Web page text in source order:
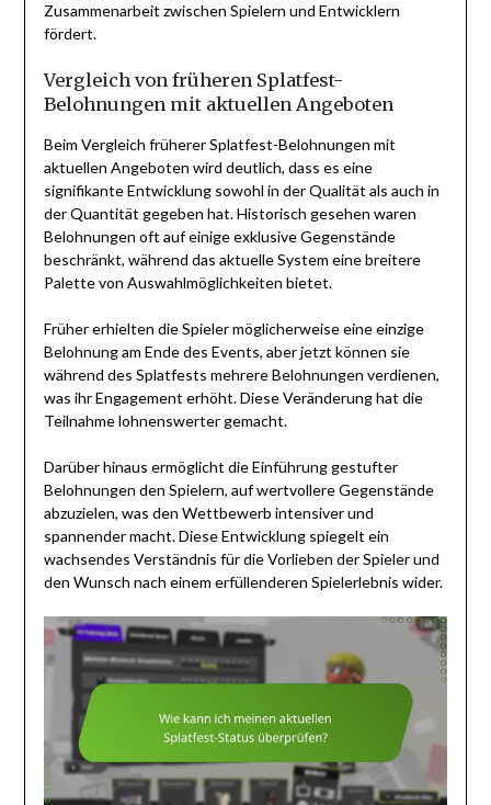
Zusammenarbeit zwischen Spielern und Entwicklern
fördert.
Vergleich von früheren Splatfest-
Belohnungen mit aktuellen Angeboten
Beim Vergleich früherer Splatfest-Belohnungen mit
aktuellen Angeboten wird deutlich, dass es eine
signifikante Entwicklung sowohl in der Qualität als auch in
der Quantität gegeben hat. Historisch gesehen waren
Belohnungen oft auf einige exklusive Gegenstände
beschränkt, während das aktuelle System eine breitere
Palette von Auswahlmöglichkeiten bietet.
Früher erhielten die Spieler möglicherweise eine einzige
Belohnung am Ende des Events, aber jetzt können sie
während des Splatfests mehrere Belohnungen verdienen,
was ihr Engagement erhöht. Diese Veränderung hat die
Teilnahme lohnenswerter gemacht.
Darüber hinaus ermöglicht die Einführung gestufter
Belohnungen den Spielern, auf wertvollere Gegenstände
abzuzielen, was den Wettbewerb intensiver und
spannender macht. Diese Entwicklung spiegelt ein
wachsendes Verständnis für die Vorlieben der Spieler und
den Wunsch nach einem erfüllenderen Spielerlebnis wider.